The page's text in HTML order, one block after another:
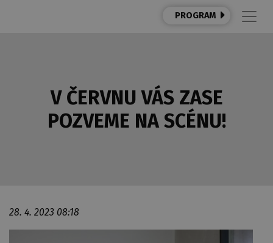
PROGRAM
V ČERVNU VÁS ZASE
POZVEME NA SCÉNU!
28. 4. 2023 08:18